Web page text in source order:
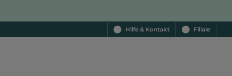
Hilfe & Kontakt Filiale